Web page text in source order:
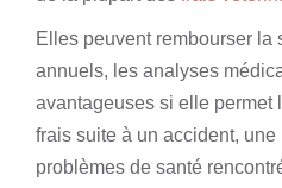
Elles peuvent rembourser la
annuels, les analyses
avantageuses si elle permet
frais suite à un accident,
problèmes de santé